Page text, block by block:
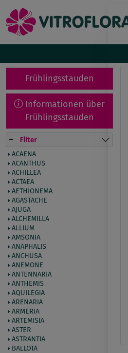
Frühlingsstauden
Informationen über
Frühlingsstauden
Filter
ACAENA
ACANTHUS
ACHILLEA
ACTAEA
AETHIONEMA
AGASTACHE
AJUGA
ALCHEMILLA
ALLIUM
AMSONIA
ANAPHALIS
ANCHUSA
ANEMONE
ANTENNARIA
ANTHEMIS
AQUILEGIA
ARENARIA
ARMERIA
ARTEMISIA
ASTER
ASTRANTIA
BALLOTA